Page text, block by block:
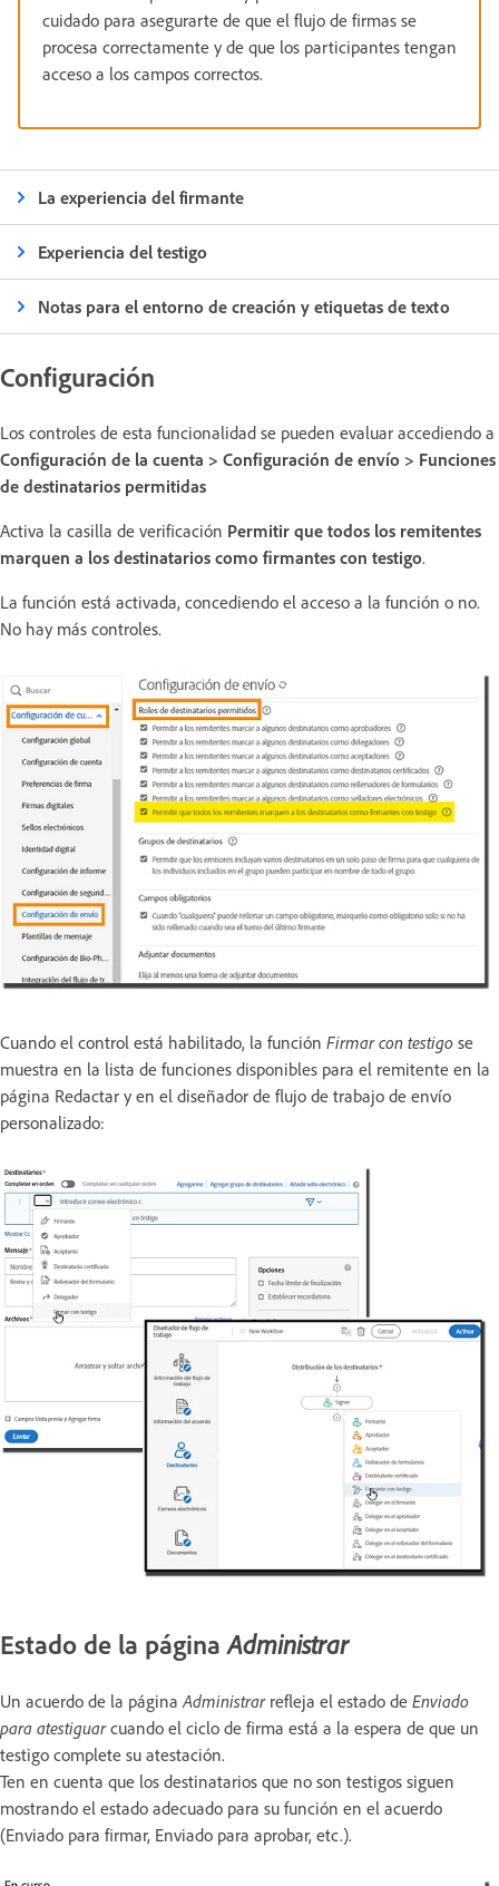
cuidado para asegurarte de que el flujo de firmas se
procesa correctamente y de que los participantes tengan
acceso a los campos correctos.
La experiencia del firmante
Experiencia del testigo
Notas para el entorno de creación y etiquetas de texto
Configuración
Los controles de esta funcionalidad se pueden evaluar accediendo a
Configuración de la cuenta > Configuración de envío > Funciones
de destinatarios permitidas
Activa la casilla de verificación Permitir que todos los remitentes
marquen a los destinatarios como firmantes con testigo.
La función está activada, concediendo el acceso a la función o no.
No hay más controles.
Cuando el control está habilitado, la función Firmar con testigo se
muestra en la lista de funciones disponibles para el remitente en la
página Redactar y en el diseñador de flujo de trabajo de envío
personalizado:
Estado de la páginaAdministrar
Un acuerdo de la páginaAdministrarrefleja el estado de Enviado
para atestiguarcuando el ciclo de firma está a la espera de que un
testigo complete su atestación.
Ten en cuenta que los destinatarios que no son testigos siguen
mostrando el estado adecuado para su función en el acuerdo
(Enviado para firmar, Enviado para aprobar, etc.).